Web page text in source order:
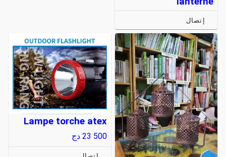
إتصال
Lampe torche atex
23 500 دج